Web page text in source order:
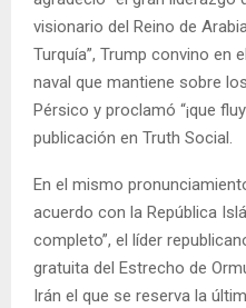
visionario del Reino de
Turquía”, Trump convino en
naval que mantiene sobre
Pérsico y proclamó “¡que
publicación en Truth Social.
En el mismo
acuerdo con la República
completo”, el líder
gratuita del Estrecho de
Irán el que se reserva la